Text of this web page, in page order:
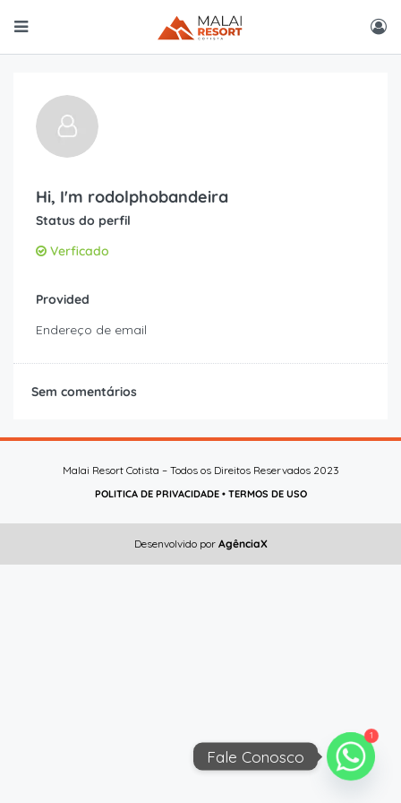
Hi, I'm rodolphobandeira
Status do perfil
Verficado
Provided
Endereço de email
Sem comentários
Malai Resort Cotista – Todos os Direitos Reservados 2023
POLITICA DE PRIVACIDADE• TERMOS DE USO
Desenvolvido porAgênciaX
1
Fale Conosco